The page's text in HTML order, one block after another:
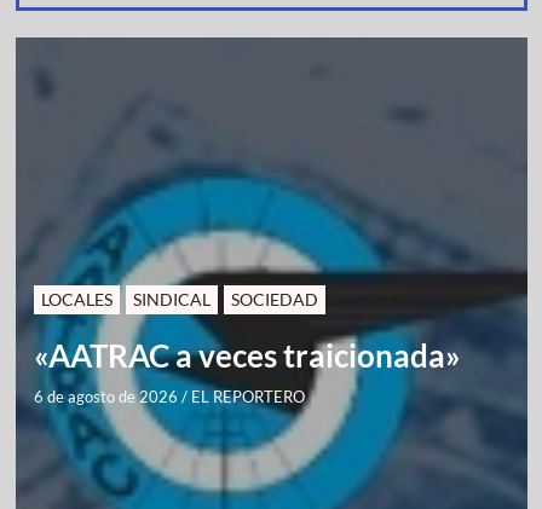
LOCALES SINDICAL SOCIEDAD
«AATRAC a veces traicionada»
6 de agosto de 2026 / EL REPORTERO